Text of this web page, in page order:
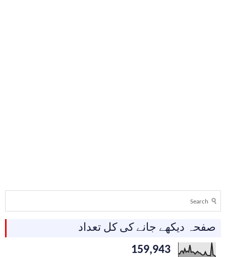
صفحہ دیکھے جانے کی کل تعداد
159,943